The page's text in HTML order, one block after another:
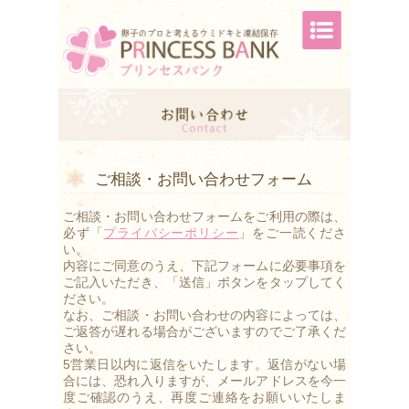
ご相談・お問い合わせフォーム
ご相談・お問い合わせフォームをご利用の際は、
必ず「 プライバシーポリシー 」をご一読くださ
い。
内容にご同意のうえ、下記フォームに必要事項を
ご記入いただき、「 送信」ボタンをタップしてく
ださい。
なお、ご相談・お問い合わせの内容によっては、
ご返答が遅れる場合がございますのでご了承くだ
さい。
5営業日以内に返信をいたします。返信がない場
合には、恐れ入りますが、メールアドレスを今一
度ご確認のうえ、再度ご連絡をお願いいたしま